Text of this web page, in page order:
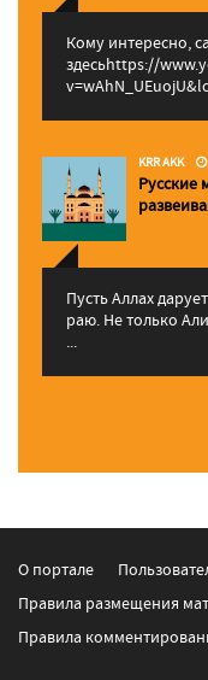
Кому интересно,
здесьhttps://
KRR AKK
Русские
Пусть Аллах
раю. Не только
...
О портале
Правила размещения
Правила